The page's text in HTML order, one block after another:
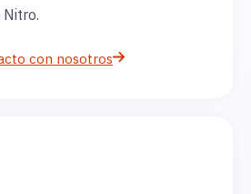
con nosotros